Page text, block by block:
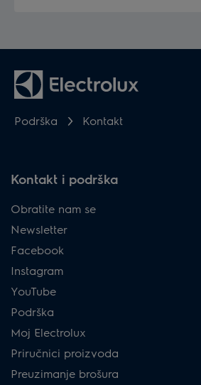
Podrška Kontakt
Kontakt i podrška
Obratite nam se
Newsletter
Facebook
Instagram
YouTube
Podrška
Moj Electrolux
Priručnici proizvoda
Preuzimanje brošura